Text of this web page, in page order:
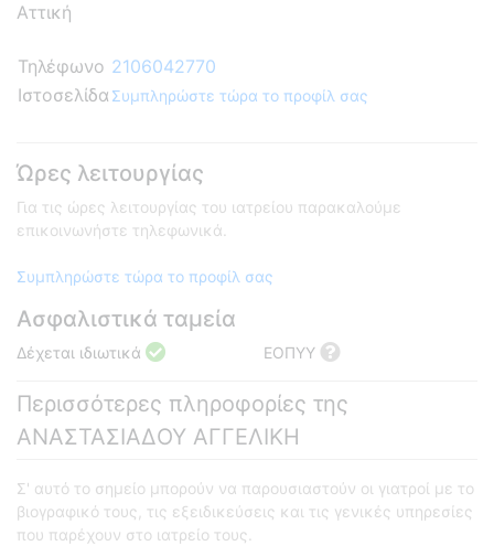
Αττική
Τηλέφωνο 2106042770
Ιστοσελίδα Συμπληρώστε τώρα το προφίλ σας
Ώρες λειτουργίας
Για τις ώρες λειτουργίας του ιατρείου παρακαλούμε
επικοινωνήστε τηλεφωνικά.
Συμπληρώστε τώρα το προφίλ σας
Ασφαλιστικά ταμεία
Δέχεται ιδιωτικά ΕΟΠΥΥ
Περισσότερες πληροφορίες της
ΑΝΑΣΤΑΣΙΑΔΟΥ ΑΓΓΕΛΙΚΗ
Σ' αυτό το σημείο μπορούν να παρουσιαστούν οι γιατροί με το
βιογραφικό τους, τις εξειδικεύσεις και τις γενικές υπηρεσίες
που παρέχουν στο ιατρείο τους.